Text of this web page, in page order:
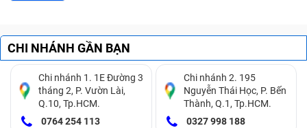
CHI NHÁNH GẦN BẠN
Chi nhánh 1. 1E Đường 3
tháng 2, P. Vườn Lài,
Q.10, Tp.HCM.
0764 254 113
Chi nhánh 2. 195
Nguyễn Thái Học, P. Bến
Thành, Q.1, Tp.HCM.
0327 998 188